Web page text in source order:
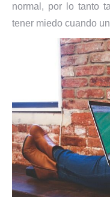
normal, por lo tanto
tener miedo cuando